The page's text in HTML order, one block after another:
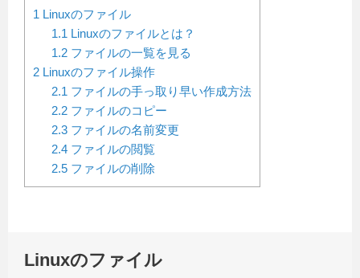
1 Linuxのファイル
1.1 Linuxのファイルとは？
1.2ファイルの一覧を見る
2 Linuxのファイル操作
2.1 ファイルの手っ取り早い作成方法
2.2ファイルのコピー
2.3ファイルの名前変更
2.4ファイルの閲覧
2.5ファイルの削除
Linuxのファイル